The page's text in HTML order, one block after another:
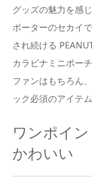
グッズの魅力を感
ポーターのセカイ
され続ける
カラビナミニポー
ファンはもちろん
ック必須のアイテ
ワンポイ
かわいい